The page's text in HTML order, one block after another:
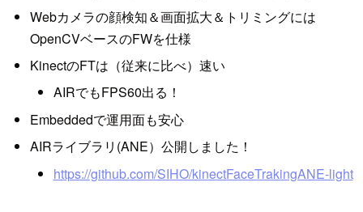
Webカメラの顔検知＆画面拡大＆トリミングには
OpenCVベースのFWを仕様
KinectのFTは（従来に比べ）速い
AIRでもFPS60出る！
Embeddedで運用面も安心
AIRライブラリ(ANE）公開しました！
https://github.com/SIHO/kinectFaceTrakingANE-light